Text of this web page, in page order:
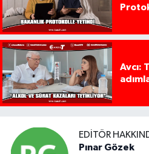
Avcı:
EDITÖR
Pınar Gözek